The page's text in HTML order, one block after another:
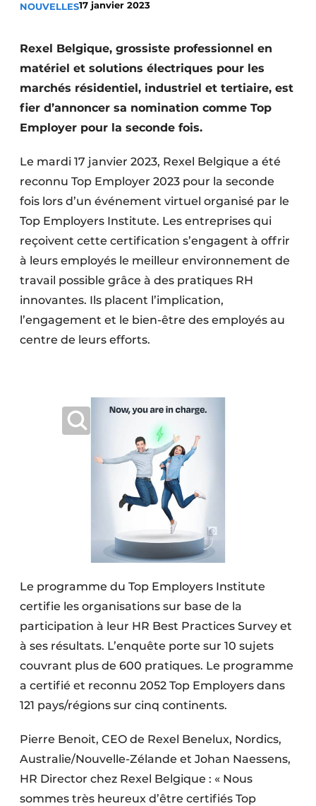
Termes et conditions
Video’s
NOUVELLES17 janvier 2023
Rexel Belgique, grossiste professionnel en
matériel et solutions électriques pour les
marchés résidentiel, industriel et tertiaire, est
fier d’annoncer sa nomination comme Top
Employer pour la seconde fois.
Le mardi 17 janvier 2023, Rexel Belgique a été
reconnu Top Employer 2023 pour la seconde
fois lors d’un événement virtuel organisé par le
Top Employers Institute. Les entreprises qui
reçoivent cette certification s’engagent à offrir
à leurs employés le meilleur environnement de
travail possible grâce à des pratiques RH
innovantes. Ils placent l’implication,
l’engagement et le bien-être des employés au
centre de leurs efforts.
Le programme du Top Employers Institute
certifie les organisations sur base de la
participation à leur HR Best Practices Survey et
à ses résultats. L’enquête porte sur 10 sujets
couvrant plus de 600 pratiques. Le programme
a certifié et reconnu 2052 Top Employers dans
121 pays/régions sur cinq continents.
Pierre Benoit, CEO de Rexel Benelux, Nordics,
Australie/Nouvelle-Zélande et Johan Naessens,
HR Director chez Rexel Belgique : « Nous
sommes très heureux d’être certifiés Top